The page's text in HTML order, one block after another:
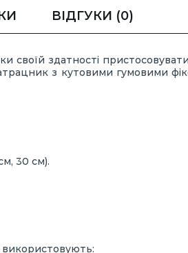
ВІДГУКИ (0)
своїй здатності
з кутовими гумовими
30 см).
використовують: